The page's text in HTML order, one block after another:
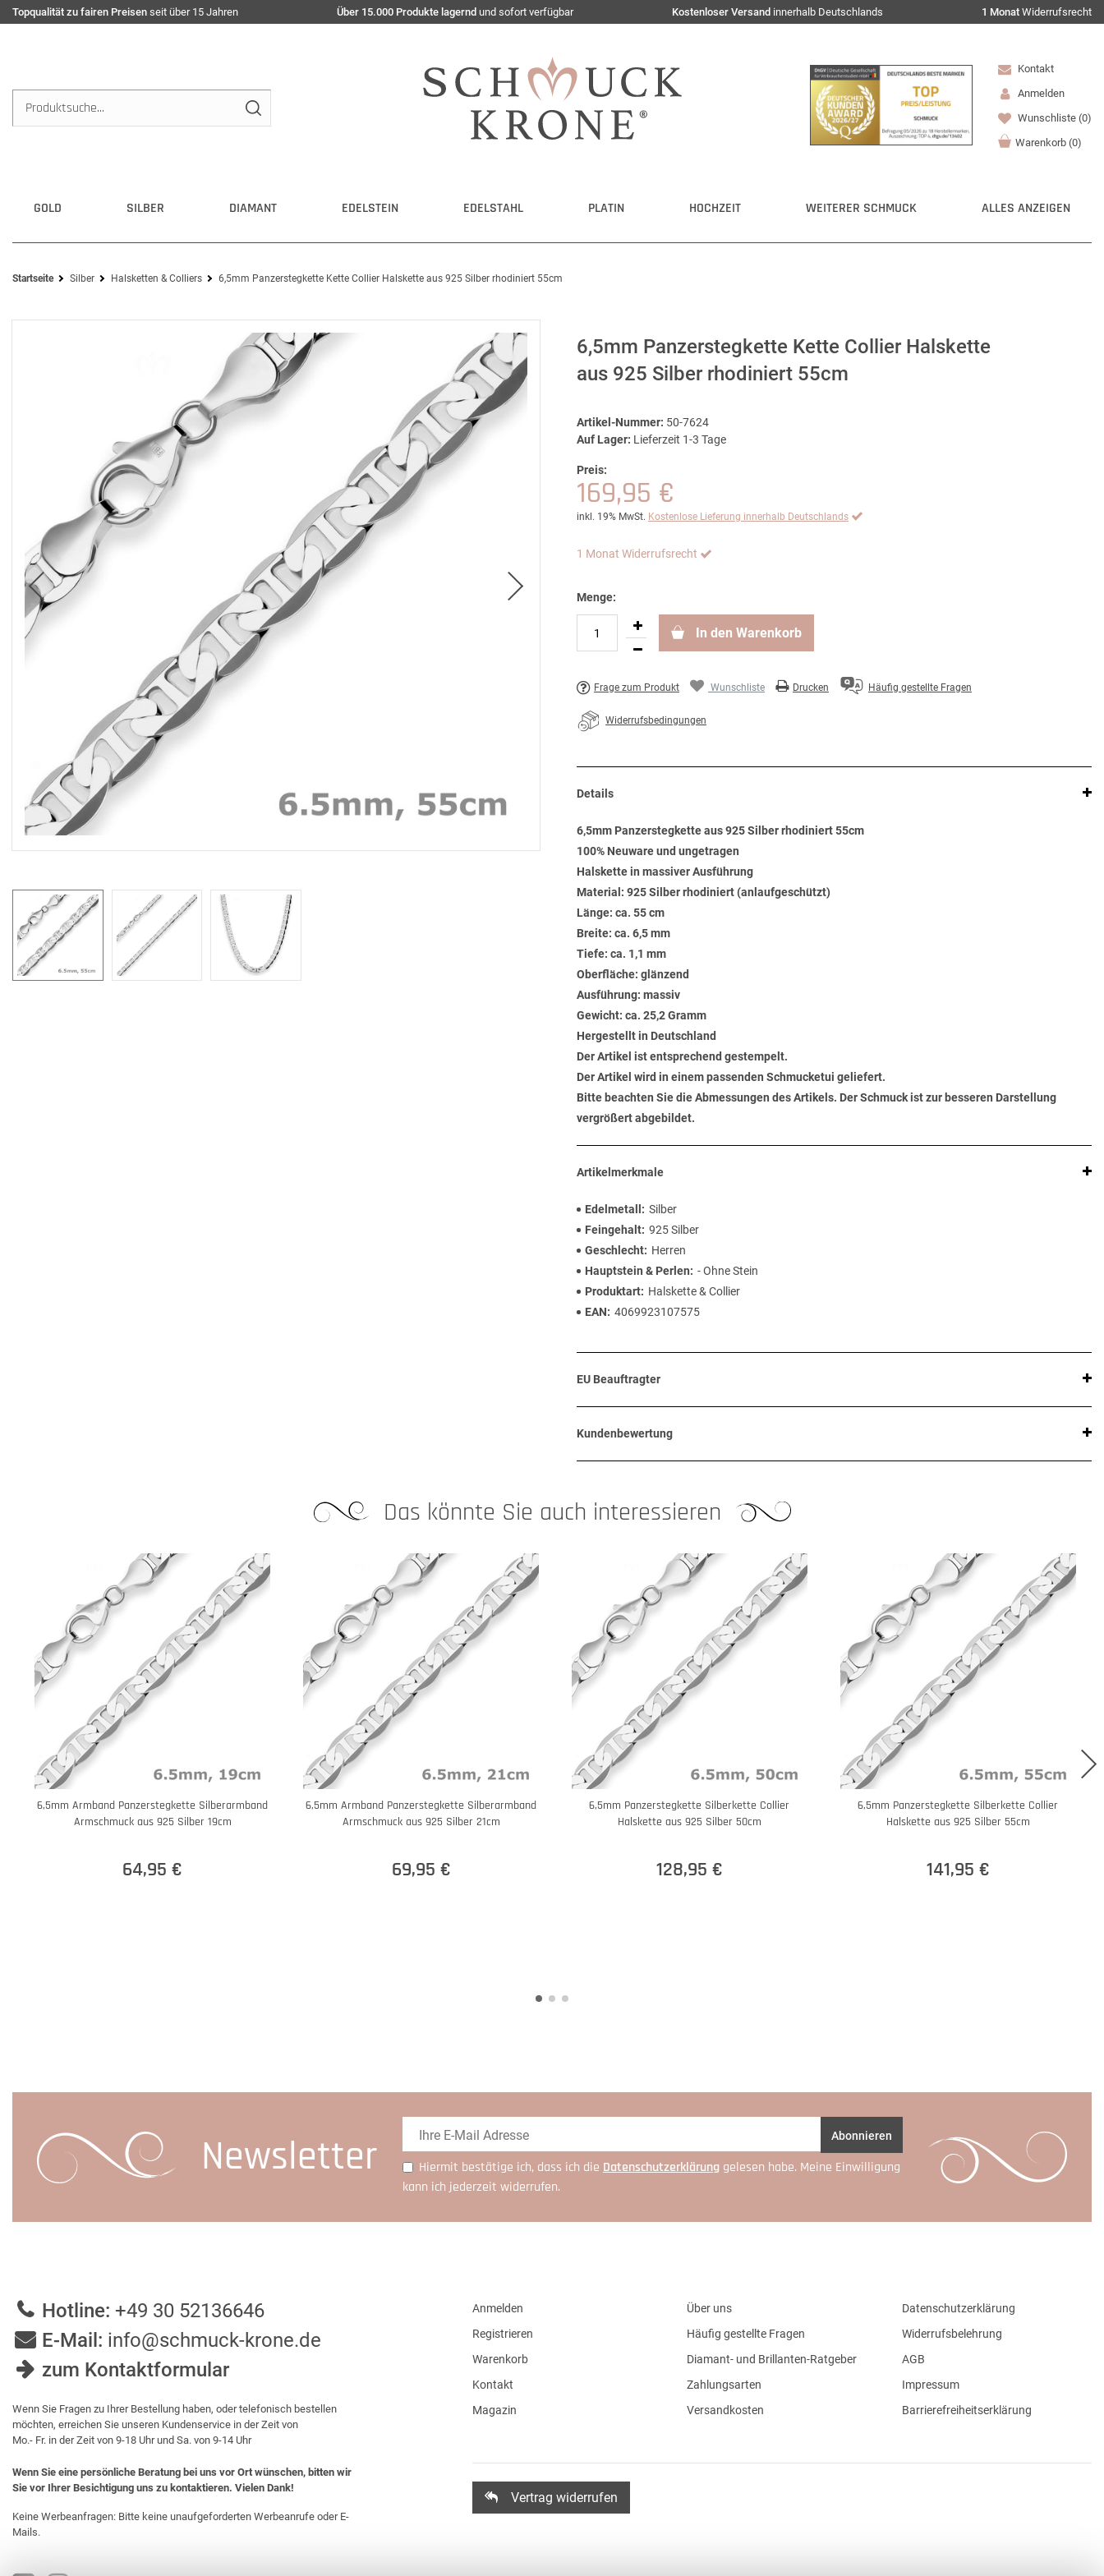
Topqualität zu fairen Preisen seit über 15 Jahren Über 15.000 Produkte lagernd und sofort verfügbar Kostenloser Versand innerhalb Deutschlands 1 Monat Widerrufsrecht
Kontakt
Anmelden
Wunschliste (0)
Warenkorb (0)
GOLD SILBER DIAMANT EDELSTEIN EDELSTAHL PLATIN HOCHZEIT WEITERER SCHMUCK ALLES ANZEIGEN
Startseite Silber Halsketten & Colliers 6,5mm Panzerstegkette Kette Collier Halskette aus 925 Silber rhodiniert 55cm
6,5mm Panzerstegkette Kette Collier Halskette
aus 925 Silber rhodiniert 55cm
Artikel-Nummer: 50-7624
Auf Lager: Lieferzeit 1-3 Tage
Preis:
169,95 €
inkl. 19% MwSt. Kostenlose Lieferung innerhalb Deutschlands
1 Monat Widerrufsrecht
Menge:
In den Warenkorb
Frage zum Produkt Wunschliste Drucken Häufig gestellte Fragen
Widerrufsbedingungen
Details
6,5mm Panzerstegkette aus 925 Silber rhodiniert 55cm
100% Neuware und ungetragen
Halskette in massiver Ausführung
Material: 925 Silber rhodiniert (anlaufgeschützt)
Länge: ca. 55 cm
Breite: ca. 6,5 mm
Tiefe: ca. 1,1 mm
Oberfläche: glänzend
Ausführung: massiv
Gewicht: ca. 25,2 Gramm
Hergestellt in Deutschland
Der Artikel ist entsprechend gestempelt.
Der Artikel wird in einem passenden Schmucketui geliefert.
Bitte beachten Sie die Abmessungen des Artikels. Der Schmuck ist zur besseren Darstellung
vergrößert abgebildet.
Artikelmerkmale
Edelmetall
Silber
Feingehalt 925 Silber
Geschlecht
Herren
Hauptstein & Perlen
- Ohne Stein
Produktart
Halskette & Collier
EAN
4069923107575
EU Beauftragter
Kundenbewertung
Das könnte Sie auch interessieren
6,5mm Armband Panzerstegkette Silberarmband
Armschmuck aus 925 Silber 19cm
64,95 €
6,5mm Armband Panzerstegkette Silberarmband
Armschmuck aus 925 Silber 21cm
69,95 €
6,5mm Panzerstegkette Silberkette Collier
Halskette aus 925 Silber 50cm
128,95 €
6,5mm Panzerstegkette Silberkette Collier
Halskette aus 925 Silber 55cm
141,95 €
Newsletter Abonnieren
Hiermit bestätige ich, dass ich die Daten­schutz­erklärung gelesen habe. Meine Einwilligung
kann ich jederzeit widerrufen.
Hotline: +49 30 52136646
E-Mail: info@schmuck-krone.de
zum Kontaktformular
Wenn Sie Fragen zu Ihrer Bestellung haben, oder telefonisch bestellen
möchten, erreichen Sie unseren Kundenservice in der Zeit von
Mo.- Fr. in der Zeit von 9-18 Uhr und Sa. von 9-14 Uhr
Wenn Sie eine persönliche Beratung bei uns vor Ort wünschen, bitten wir
Sie vor Ihrer Besichtigung uns zu kontaktieren. Vielen Dank!
Keine Werbeanfragen: Bitte keine unaufgeforderten Werbeanrufe oder E-
Mails.
Anmelden
Registrieren
Warenkorb
Kontakt
Magazin
Über uns
Häufig gestellte Fragen
Diamant- und Brillanten-Ratgeber
Zahlungsarten
Versandkosten
Datenschutzerklärung
Widerrufsbelehrung
AGB
Impressum
Barrierefreiheitserklärung
Vertrag widerrufen